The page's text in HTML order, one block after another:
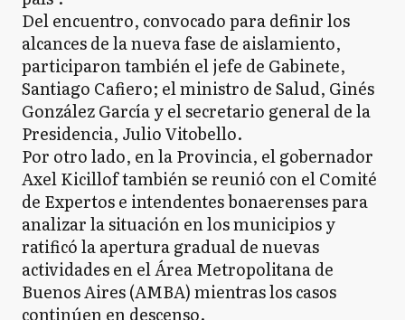
Del encuentro, convocado para definir los
alcances de la nueva fase de aislamiento,
participaron también el jefe de Gabinete,
Santiago Cafiero; el ministro de Salud, Ginés
González García y el secretario general de la
Presidencia, Julio Vitobello.
Por otro lado, en la Provincia, el gobernador
Axel Kicillof también se reunió con el Comité
de Expertos e intendentes bonaerenses para
analizar la situación en los municipios y
ratificó la apertura gradual de nuevas
actividades en el Área Metropolitana de
Buenos Aires (AMBA) mientras los casos
continúen en descenso.